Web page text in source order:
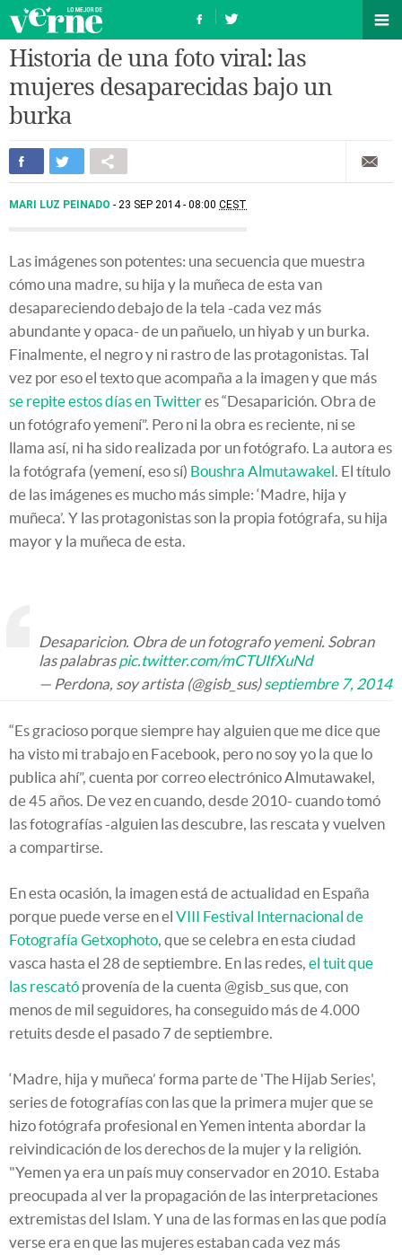
Historia de una foto viral: las
mujeres desaparecidas bajo un
burka
MARI LUZ PEINADO 23 SEP 2014 - 08:00 CEST
Las imágenes son potentes: una secuencia que muestra
cómo una madre, su hija y la muñeca de esta van
desapareciendo debajo de la tela -cada vez más
abundante y opaca- de un pañuelo, un hiyab y un burka.
Finalmente, el negro y ni rastro de las protagonistas. Tal
vez por eso el texto que acompaña a la imagen y que más
se repite estos días en Twitteres “Desaparición. Obra de
un fotógrafo yemení”. Pero ni la obra es reciente, ni se
llama así, ni ha sido realizada por un fotógrafo. La autora es
la fotógrafa (yemení, eso sí) Boushra Almutawakel. El título
de las imágenes es mucho más simple: ‘Madre, hija y
muñeca’. Y las protagonistas son la propia fotógrafa, su hija
mayor y la muñeca de esta.
Desaparicion. Obra de un fotografo yemeni. Sobran
las palabraspic.twitter.com/mCTUIfXuNd
— Perdona, soy artista (@gisb_sus)septiembre 7, 2014
“Es gracioso porque siempre hay alguien que me dice que
ha visto mi trabajo en Facebook, pero no soy yo la que lo
publica ahí”, cuenta por correo electrónico Almutawakel,
de 45 años. De vez en cuando, desde 2010- cuando tomó
las fotografías -alguien las descubre, las rescata y vuelven
a compartirse.
En esta ocasión, la imagen está de actualidad en España
porque puede verse en el VIII Festival Internacional de
Fotografía Getxophoto, que se celebra en esta ciudad
vasca hasta el 28 de septiembre. En las redes, el tuit que
las rescató provenía de la cuenta @gisb_sus que, con
menos de mil seguidores, ha conseguido más de 4.000
retuits desde el pasado 7 de septiembre.
‘Madre, hija y muñeca’ forma parte de 'The Hijab Series',
series de fotografías con las que la primera mujer que se
hizo fotógrafa profesional en Yemen intenta abordar la
reivindicación de los derechos de la mujer y la religión.
"Yemen ya era un país muy conservador en 2010. Estaba
preocupada al ver la propagación de las interpretaciones
extremistas del Islam. Y una de las formas en las que podía
verse era en que las mujeres estaban cada vez más